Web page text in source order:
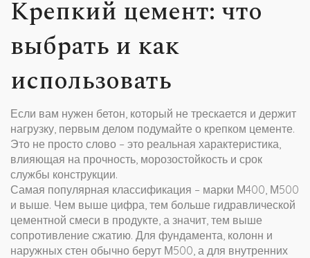
Крепкий цемент: что
выбрать и как
использовать
Если вам нужен бетон, который не трескается и держит
нагрузку, первым делом подумайте о крепком цементе.
Это не просто слово – это реальная характеристика,
влияющая на прочность, морозостойкость и срок
службы конструкции.
Самая популярная классификация – марки М400, М500
и выше. Чем выше цифра, тем больше гидравлической
цементной смеси в продукте, а значит, тем выше
сопротивление сжатию. Для фундамента, колонн и
наружных стен обычно берут М500, а для внутренних